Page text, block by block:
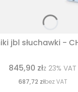
jbl słuchawki -
845,90 złz 23% VAT
687,72 złbez VAT